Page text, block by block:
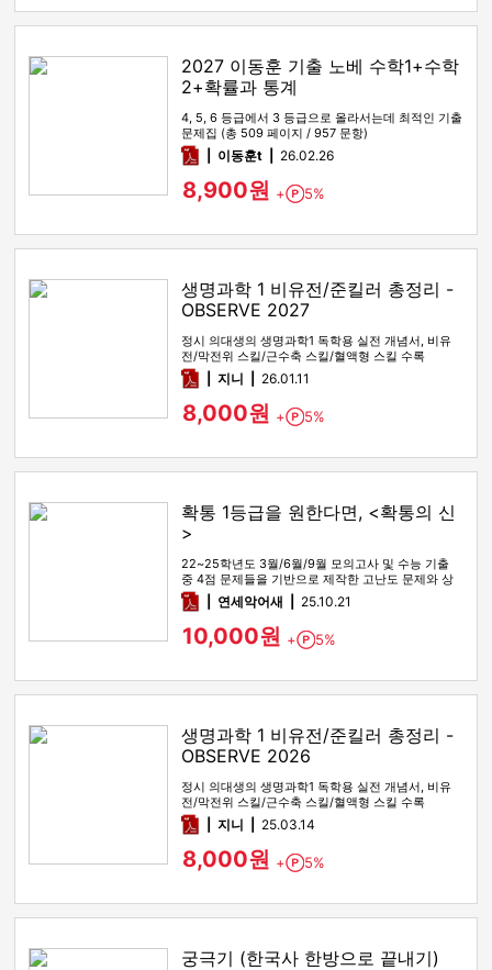
2027 이동훈 기출 노베 수학1+수학
2+확률과 통계
4, 5, 6 등급에서 3 등급으로 올라서는데 최적인 기출
문제집 (총 509 페이지 / 957 문항)
pdf이동훈t 26.02.26
8,900원 + Point
5%
생명과학 1 비유전/준킬러 총정리 -
OBSERVE 2027
정시 의대생의 생명과학1 독학용 실전 개념서, 비유
전/막전위 스킬/근수축 스킬/혈액형 스킬 수록
pdf지니 26.01.11
8,000원 + Point
5%
확통 1등급을 원한다면, <확통의 신
>
22~25학년도 3월/6월/9월 모의고사 및 수능 기출
중 4점 문제들을 기반으로 제작한 고난도 문제와 상
세한 해설
pdf연세악어새 25.10.21
10,000원 + Point
5%
생명과학 1 비유전/준킬러 총정리 -
OBSERVE 2026
정시 의대생의 생명과학1 독학용 실전 개념서, 비유
전/막전위 스킬/근수축 스킬/혈액형 스킬 수록
pdf지니 25.03.14
8,000원 + Point
5%
궁극기 (한국사 한방으로 끝내기)